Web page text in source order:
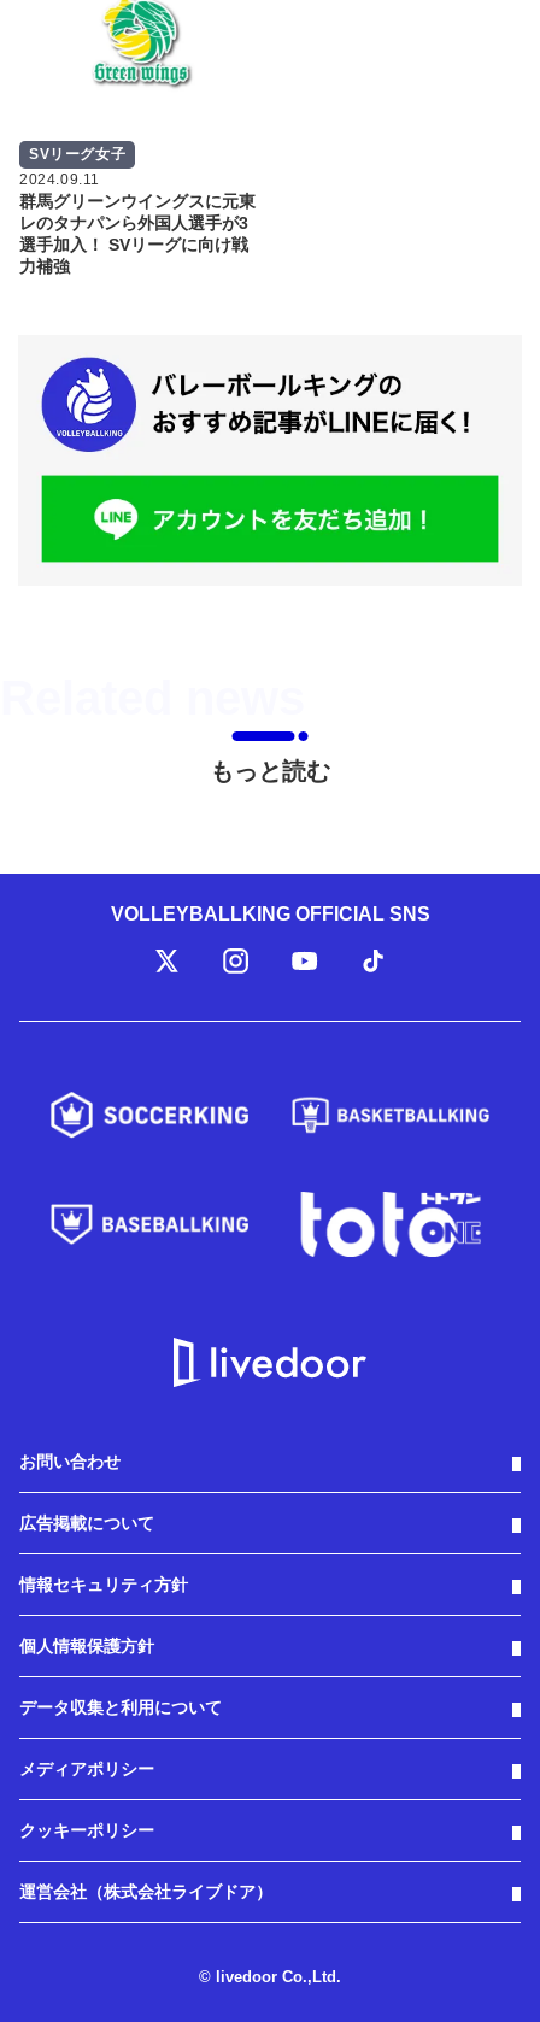
SVリーグ女子
2024.09.11
群馬グリーンウイングスに元東
レのタナパンら外国人選手が3
選手加入！ SVリーグに向け戦
力補強
もっと読む
VOLLEYBALLKING OFFICIAL SNS
お問い合わせ
広告掲載について
情報セキュリティ方針
個人情報保護方針
データ収集と利用について
メディアポリシー
クッキーポリシー
運営会社（株式会社ライブドア）
© livedoor Co.,Ltd.